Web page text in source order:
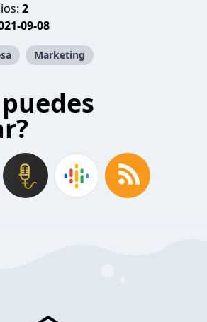
2
09-08
Marketing